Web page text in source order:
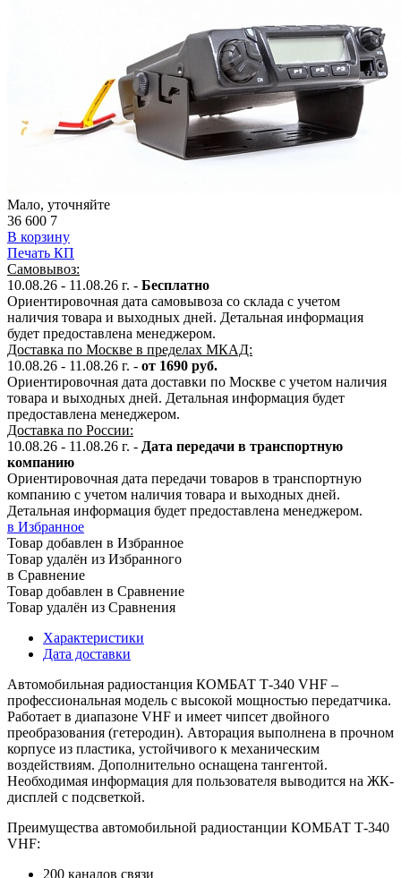
Мало, уточняйте
36 600 7
В корзину
Печать КП
Самовывоз:
10.08.26 - 11.08.26 г. - Бесплатно
Ориентировочная дата самовывоза со склада с учетом
наличия товара и выходных дней. Детальная информация
будет предоставлена менеджером.
Доставка по Москве в пределах МКАД:
10.08.26 - 11.08.26 г. - от 1690 руб.
Ориентировочная дата доставки по Москве с учетом наличия
товара и выходных дней. Детальная информация будет
предоставлена менеджером.
Доставка по России:
10.08.26 - 11.08.26 г. - Дата передачи в транспортную
компанию
Ориентировочная дата передачи товаров в транспортную
компанию с учетом наличия товара и выходных дней.
Детальная информация будет предоставлена менеджером.
в Избранное
Товар добавлен в Избранное
Товар удалён из Избранного
в Сравнение
Товар добавлен в Сравнение
Товар удалён из Сравнения
Характеристики
Дата доставки
Автомобильная радиостанция КОМБАТ Т-340 VHF –
профессиональная модель с высокой мощностью передатчика.
Работает в диапазоне VHF и имеет чипсет двойного
преобразования (гетеродин). Авторация выполнена в прочном
корпусе из пластика, устойчивого к механическим
воздействиям. Дополнительно оснащена тангентой.
Необходимая информация для пользователя выводится на ЖК-
дисплей с подсветкой.
Преимущества автомобильной радиостанции КОМБАТ Т-340
VHF:
200 каналов связи